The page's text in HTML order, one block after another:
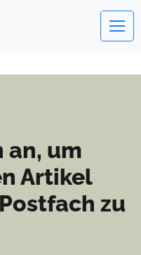
Tipps und
an, um
Artikel
zu